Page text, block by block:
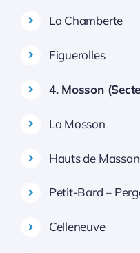
La Chamberte
Figuerolles
4. Mosson
La Mosson
Hauts de
Petit-Bard –
Celleneuve